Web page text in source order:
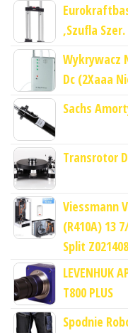
,Szufla Szer.
Wykrywacz
Dc (2Xaaa
Sachs
Transrotor
Viessmann
(R410A) 13
Split
LEVENHUK
T800 PLUS
Spodnie